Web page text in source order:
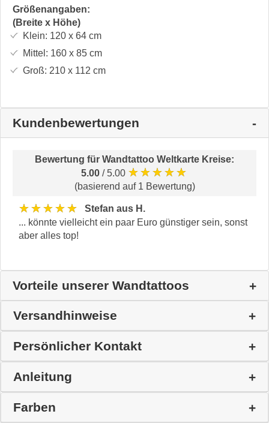
Größenangaben:
(Breite x Höhe)
Klein: 120 x 64cm
Mittel: 160 x 85cm
Groß: 210 x 112 cm
Kundenbewertungen
Bewertung für Wandtattoo Weltkarte Kreise:
5.00 / 5.00 ★★★★★
(basierend auf 1 Bewertung)
★★★★★
Stefan aus H.
... könnte vielleicht ein paar Euro günstiger sein, sonst
aber alles top!
Vorteile unserer Wandtattoos
Versandhinweise
Persönlicher Kontakt
Anleitung
Farben